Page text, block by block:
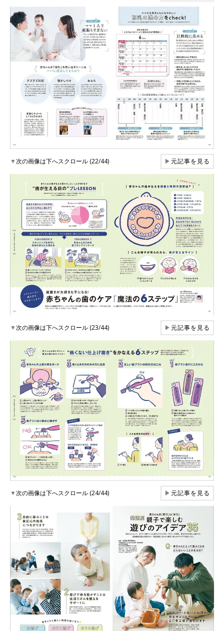
▼次の画像は下へスクロール (22/44) ▶元記事を見る
▼次の画像は下へスクロール (23/44) ▶元記事を見る
▼次の画像は下へスクロール (24/44) ▶元記事を見る